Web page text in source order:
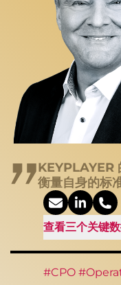
KEYPLAYER
衡量自身的标准
查看三个关键
#CPO